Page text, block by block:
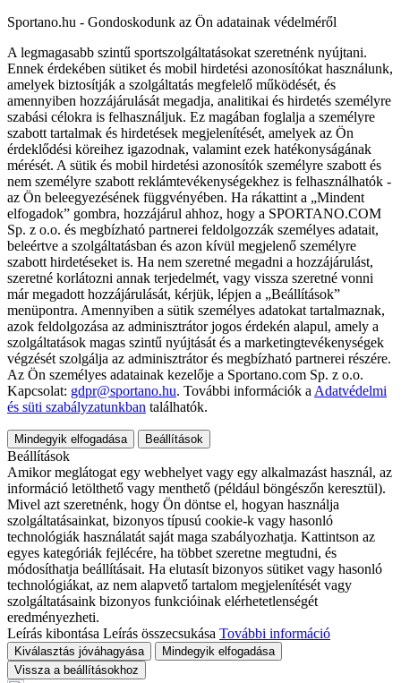
Sportano.hu - Gondoskodunk az Ön adatainak védelméről
A legmagasabb szintű sportszolgáltatásokat szeretnénk nyújtani.
Ennek érdekében sütiket és mobil hirdetési azonosítókat használunk,
amelyek biztosítják a szolgáltatás megfelelő működését, és
amennyiben hozzájárulását megadja, analitikai és hirdetés személyre
szabási célokra is felhasználjuk. Ez magában foglalja a személyre
szabott tartalmak és hirdetések megjelenítését, amelyek az Ön
érdeklődési köreihez igazodnak, valamint ezek hatékonyságának
mérését. A sütik és mobil hirdetési azonosítók személyre szabott és
nem személyre szabott reklámtevékenységekhez is felhasználhatók -
az Ön beleegyezésének függvényében. Ha rákattint a „Mindent
elfogadok” gombra, hozzájárul ahhoz, hogy a SPORTANO.COM
Sp. z o.o. és megbízható partnerei feldolgozzák személyes adatait,
beleértve a szolgáltatásban és azon kívül megjelenő személyre
szabott hirdetéseket is. Ha nem szeretné megadni a hozzájárulást,
szeretné korlátozni annak terjedelmét, vagy vissza szeretné vonni
már megadott hozzájárulását, kérjük, lépjen a „Beállítások”
menüpontra. Amennyiben a sütik személyes adatokat tartalmaznak,
azok feldolgozása az adminisztrátor jogos érdekén alapul, amely a
szolgáltatások magas szintű nyújtását és a marketingtevékenységek
végzését szolgálja az adminisztrátor és megbízható partnerei részére.
Az Ön személyes adatainak kezelője a Sportano.com Sp. z o.o.
Kapcsolat: gdpr@sportano.hu. További információk a Adatvédelmi
és süti szabályzatunkban találhatók.
Mindegyik elfogadása Beállítások
Beállítások
Amikor meglátogat egy webhelyet vagy egy alkalmazást használ, az
információ letölthető vagy menthető (például böngészőn keresztül).
Mivel azt szeretnénk, hogy Ön döntse el, hogyan használja
szolgáltatásainkat, bizonyos típusú cookie-k vagy hasonló
technológiák használatát saját maga szabályozhatja. Kattintson az
egyes kategóriák fejlécére, ha többet szeretne megtudni, és
módosíthatja beállításait. Ha elutasít bizonyos sütiket vagy hasonló
technológiákat, az nem alapvető tartalom megjelenítését vagy
szolgáltatásaink bizonyos funkcióinak elérhetetlenségét
eredményezheti.
Leírás kibontása Leírás összecsukása További információ
Kiválasztás jóváhagyása
Mindegyik elfogadása
Vissza a beállításokhoz